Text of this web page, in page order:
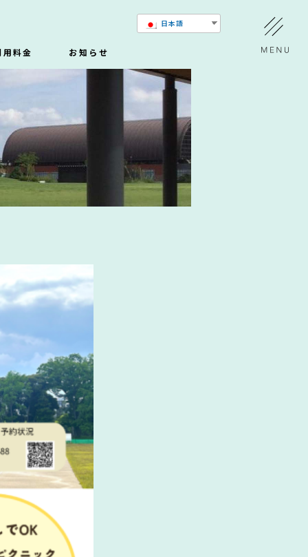
日本語
用料金 お知らせ